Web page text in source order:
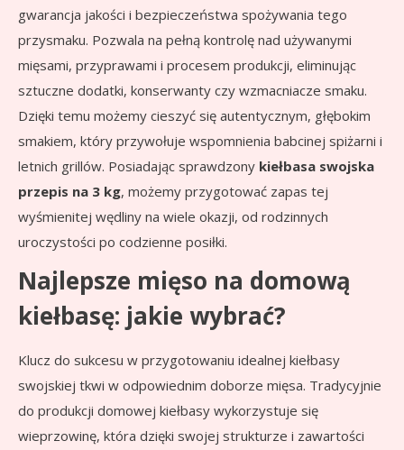
gwarancja jakości i bezpieczeństwa spożywania tego
przysmaku. Pozwala na pełną kontrolę nad używanymi
mięsami, przyprawami i procesem produkcji, eliminując
sztuczne dodatki, konserwanty czy wzmacniacze smaku.
Dzięki temu możemy cieszyć się autentycznym, głębokim
smakiem, który przywołuje wspomnienia babcinej spiżarni i
letnich grillów. Posiadając sprawdzony kiełbasa swojska
przepis na 3 kg, możemy przygotować zapas tej
wyśmienitej wędliny na wiele okazji, od rodzinnych
uroczystości po codzienne posiłki.
Najlepsze mięso na domową
kiełbasę: jakie wybrać?
Klucz do sukcesu w przygotowaniu idealnej kiełbasy
swojskiej tkwi w odpowiednim doborze mięsa. Tradycyjnie
do produkcji domowej kiełbasy wykorzystuje się
wieprzowinę, która dzięki swojej strukturze i zawartości